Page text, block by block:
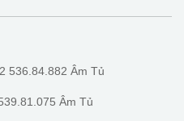
536.84.882 Âm Tủ
Âm Tủ